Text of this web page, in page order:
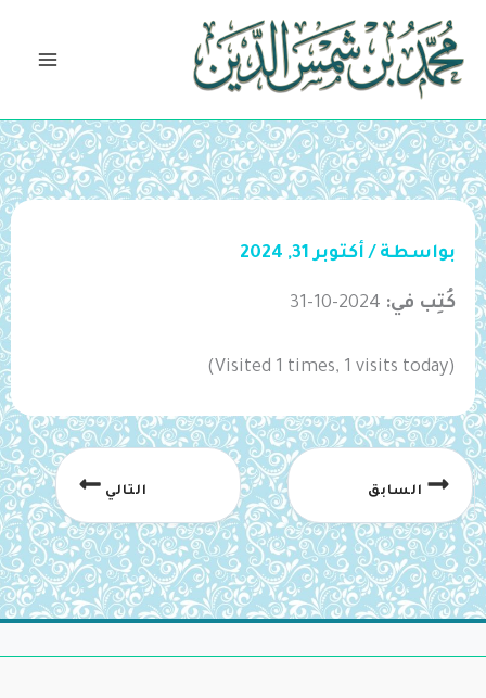
تخطي
المحتوى
بواسطة / أكتوبر 31, 2024
كُتِب في: 2024-10-31
(Visited 1 times, 1 visits today)
السابق التالي